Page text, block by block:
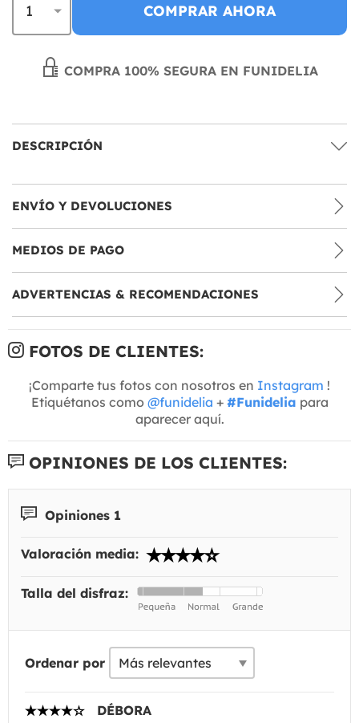
COMPRAR AHORA
COMPRA 100% SEGURA EN FUNIDELIA
DESCRIPCIÓN
ENVÍO Y DEVOLUCIONES
MEDIOS DE PAGO
ADVERTENCIAS & RECOMENDACIONES
FOTOS DE CLIENTES:
¡Comparte tus fotos con nosotros en Instagram !
Etiquétanos como @funidelia + #Funidelia para
aparecer aquí.
OPINIONES DE LOS CLIENTES:
Opiniones 1
Valoración media:
Talla del disfraz:
Ordenar por
DÉBORA